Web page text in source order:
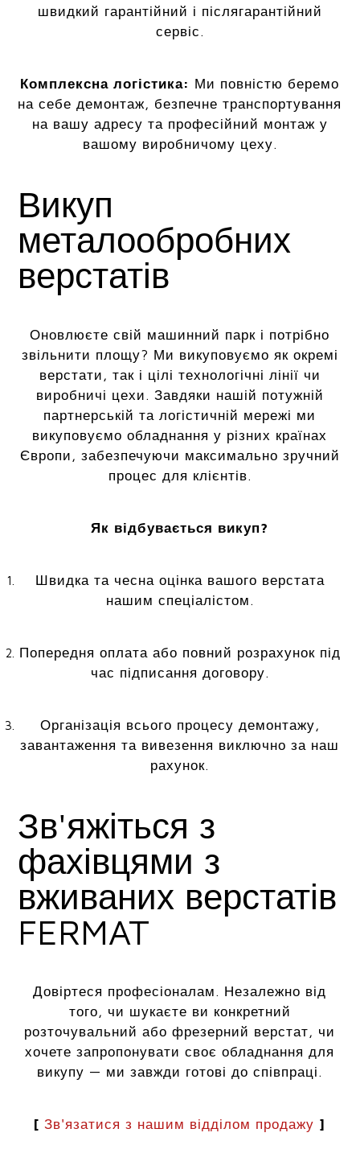
швидкий гарантійний і післягарантійний
сервіс.
Комплексна логістика: Ми повністю беремо
на себе демонтаж, безпечне транспортування
на вашу адресу та професійний монтаж у
вашому виробничому цеху.
Викуп
металообробних
верстатів
Оновлюєте свій машинний парк і потрібно
звільнити площу? Ми викуповуємо як окремі
верстати, так і цілі технологічні лінії чи
виробничі цехи. Завдяки нашій потужній
партнерській та логістичній мережі ми
викуповуємо обладнання у різних країнах
Європи, забезпечуючи максимально зручний
процес для клієнтів.
Як відбувається викуп?
Швидка та чесна оцінка вашого верстата
нашим спеціалістом.
Попередня оплата або повний розрахунок під
час підписання договору.
Організація всього процесу демонтажу,
завантаження та вивезення виключно за наш
рахунок.
Зв'яжіться з
фахівцями з
вживаних верстатів
FERMAT
Довіртеся професіоналам. Незалежно від
того, чи шукаєте ви конкретний
розточувальний або фрезерний верстат, чи
хочете запропонувати своє обладнання для
викупу — ми завжди готові до співпраці.
[Зв'язатися з нашим відділом продажу ]